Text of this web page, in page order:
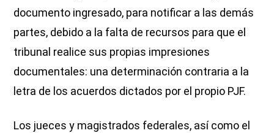
documento ingresado, para notificar a las demás
partes, debido a la falta de recursos para que el
tribunal realice sus propias impresiones
documentales: una determinación contraria a la
letra de los acuerdos dictados por el propio PJF.
Los jueces y magistrados federales, así como el